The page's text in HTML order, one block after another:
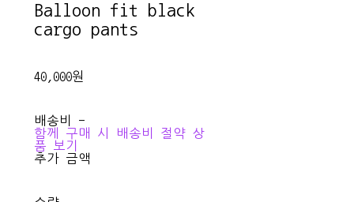
Balloon fit black
cargo pants
40,000원
배송비 -
함께 구매 시 배송비 절약 상
품 보기
추가 금액